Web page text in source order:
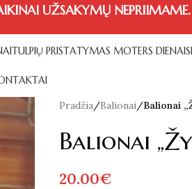
UŽSAKYMŲ NEPRIIMAME.
TULPIŲ PRISTATYMAS MOTERS DIENAI
Pradžia/Balionai/Balionai
Balionai
20.00€